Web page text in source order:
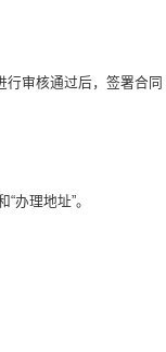
审核通过后，签署合同
办理地址”。